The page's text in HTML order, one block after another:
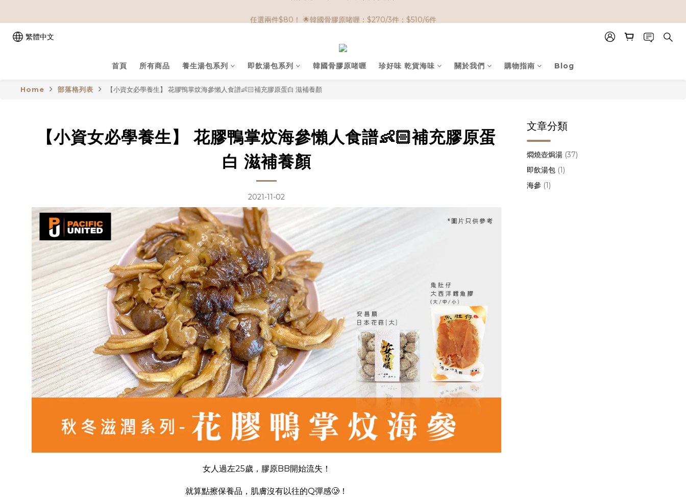
繁體中文
首頁 所有商品 養生湯包系列 即飲湯包系列 韓國骨膠原啫喱 珍好味 乾貨海味 關於我們 購物指南 Blog
Home 部落格列表 【小資女必學養生】 花膠鴨掌炆海參懶人食譜👶🏻補充膠原蛋白 滋補養顏
【小資女必學養生】 花膠鴨掌炆海參懶人食譜👶🏻補充膠原蛋
白 滋補養顏
2021-11-02
女人過左25歲，膠原BB開始流失！
就算點擦保養品，肌膚沒有以往的Q彈感🥲！
文章分類
燜燒壺焗湯 (37)
即飲湯包 (1)
海參 (1)